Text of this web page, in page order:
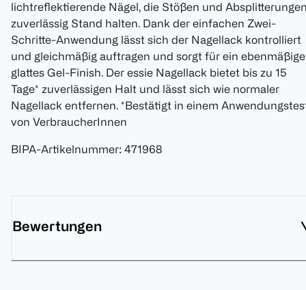
lichtreflektierende Nägel, die Stößen und
zuverlässig Stand halten. Dank der einfachen Zwei-
Schritte-Anwendung lässt sich der Nagellack kontrolliert
und gleichmäßig auftragen und sorgt für ein
glattes Gel-Finish. Der essie Nagellack bietet bis zu 15
Tage* zuverlässigen Halt und lässt sich wie normaler
Nagellack entfernen. *Bestätigt in einem
von VerbraucherInnen
BIPA-Artikelnummer: 471968
Bewertungen